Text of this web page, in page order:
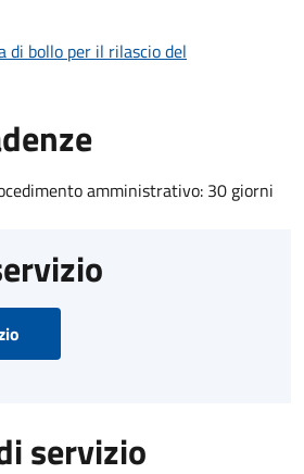
di bollo per il rilascio del
amministrativo: 30 giorni
servizio